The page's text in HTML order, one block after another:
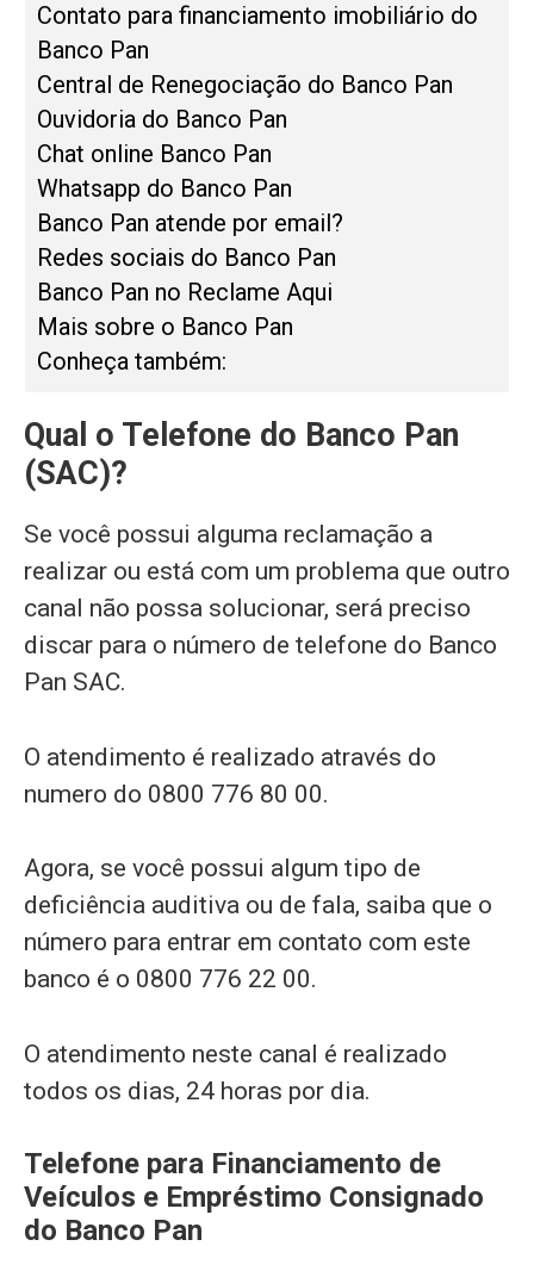
Contato para financiamento imobiliário do
Banco Pan
Central de Renegociação do Banco Pan
Ouvidoria do Banco Pan
Chat online Banco Pan
Whatsapp do Banco Pan
Banco Pan atende por email?
Redes sociais do Banco Pan
Banco Pan no Reclame Aqui
Mais sobre o Banco Pan
Conheça também:
Qual o Telefone do Banco Pan
(SAC)?
Se você possui alguma reclamação a
realizar ou está com um problema que outro
canal não possa solucionar, será preciso
discar para o número de telefone do Banco
Pan SAC.
O atendimento é realizado através do
numero do 0800 776 80 00.
Agora, se você possui algum tipo de
deficiência auditiva ou de fala, saiba que o
número para entrar em contato com este
banco é o 0800 776 22 00.
O atendimento neste canal é realizado
todos os dias, 24 horas por dia.
Telefone para Financiamento de
Veículos e Empréstimo Consignado
do Banco Pan